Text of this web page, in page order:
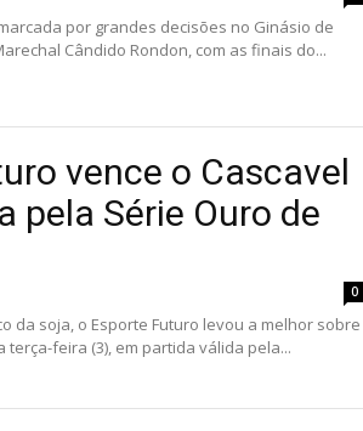
por grandes decisões no Ginásio de
Cândido Rondon, com as finais do...
vence o Cascavel
pela Série Ouro de
0
da soja, o Esporte Futuro levou a melhor sobre
terça-feira (3), em partida válida pela...